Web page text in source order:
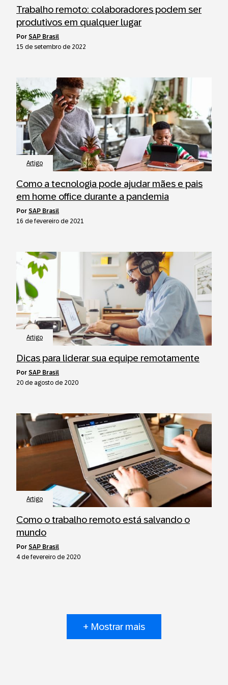
Trabalho remoto: colaboradores podem ser
produtivos em qualquer lugar
por SAP Brasil
15 de setembro de 2022
Artigo
Como a tecnologia pode ajudar mães e pais
em home office durante a pandemia
por SAP Brasil
16 de fevereiro de 2021
Artigo
Dicas para liderar sua equipe remotamente
por SAP Brasil
20 de agosto de 2020
Artigo
Como o trabalho remoto está salvando o
mundo
por SAP Brasil
4 de fevereiro de 2020
+ Mostrar mais